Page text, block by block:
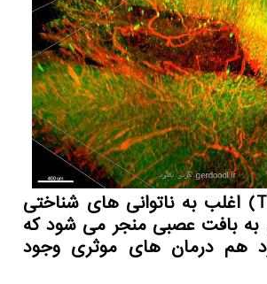
ضربه مغزی(TBI) اغلب به ناتوانی های شناختی
به بافت عصبی منجر می شود که
هم درمان های موثری وجود